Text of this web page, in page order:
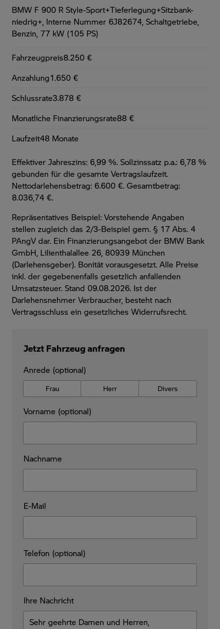
BMW F 900 R Style-Sport+Tieferlegung+Sitzbank-
niedrig+, Interne Nummer 6J82674, Schaltgetriebe,
Benzin, 77 kW (105 PS)
Fahrzeugpreis8.250 €
Anzahlung1.650 €
Schlussrate3.878 €
Monatliche Finanzierungsrate88 €
Laufzeit48 Monate
Effektiver Jahreszins: 6,99 %. Sollzinssatz p.a.: 6,78 %
gebunden für die gesamte Vertragslaufzeit.
Nettodarlehensbetrag: 6.600 €. Gesamtbetrag:
8.036,74 €.
Repräsentatives Beispiel: Vorstehende Angaben
stellen zugleich das 2/3-Beispiel gem. § 17 Abs. 4
PAngV dar. Ein Finanzierungsangebot der BMW Bank
GmbH, Lilienthalallee 26, 80939 München
(Darlehensgeber). Bonität vorausgesetzt. Alle Preise
inkl. der gegebenenfalls gesetzlich anfallenden
Umsatzsteuer. Stand 09.08.2026. Ist der
Darlehensnehmer Verbraucher, besteht nach
Vertragsschluss ein gesetzliches Widerrufsrecht.
Jetzt Fahrzeug anfragen
Anrede (optional)
Frau Herr Divers
Vorname (optional)
Nachname
E-Mail
Telefon (optional)
Ihre Nachricht